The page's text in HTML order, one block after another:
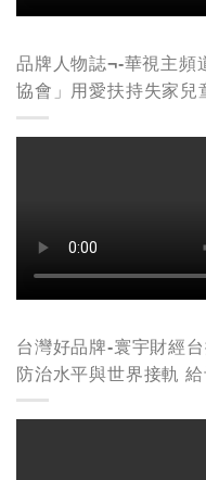
品牌人物誌¬-華視主頻
協會」用愛扶持失家兒
台灣好品牌-寰宇財經
防治水平與世界接軌